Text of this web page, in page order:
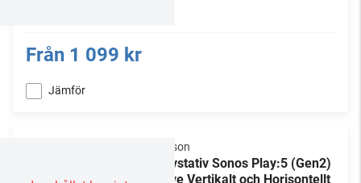
Från 1 099 kr
Jämför
Flexson
Golvstativ Sonos Play:5 (Gen2)
/ Five Vertikalt och Horisontellt